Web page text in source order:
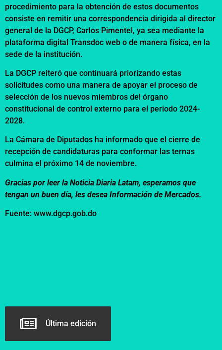
procedimiento para la obtención de estos documentos
consiste en remitir una correspondencia dirigida al director
general de la DGCP, Carlos Pimentel, ya sea mediante la
plataforma digital Transdoc web o de manera física, en la
sede de la institución.
La DGCP reiteró que continuará priorizando estas
solicitudes como una manera de apoyar el proceso de
selección de los nuevos miembros del órgano
constitucional de control externo para el periodo 2024-
2028.
La Cámara de Diputados ha informado que el cierre de
recepción de candidaturas para conformar las ternas
culmina el próximo 14 de noviembre.
Gracias por leer la Noticia Diaria Latam, esperamos que
tengan un buen día, les desea Información de Mercados.
Fuente: www.dgcp.gob.do
Última edición